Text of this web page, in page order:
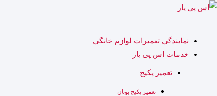
پرش
نمایندگی تعمیرات لوازم خانگی
خدمات اس پی یار
تعمیر پکیج
تعمیر پکیج بوتان